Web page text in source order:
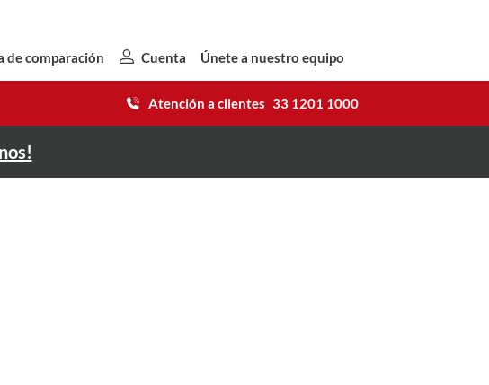
de comparación Cuenta Únete a nuestro equipo
Atención a clientes 33 1201 1000